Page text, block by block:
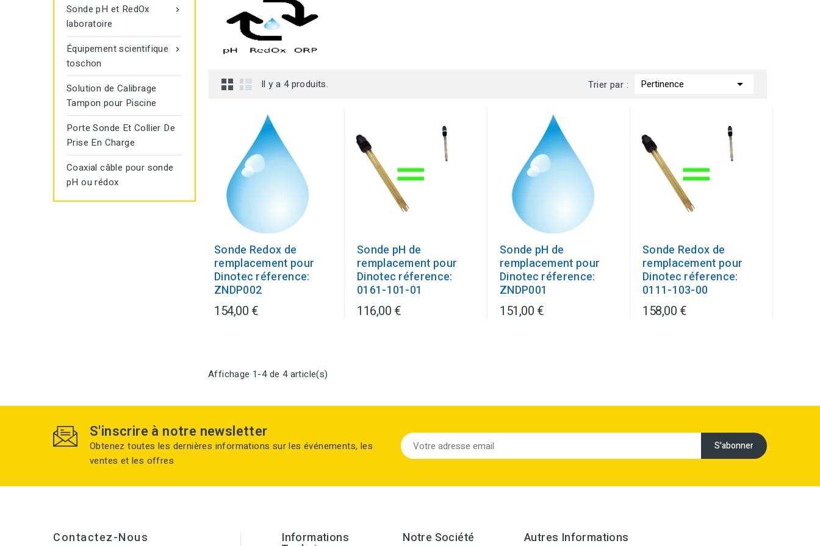

Sonde pH et RedOx
laboratoire

Équipement scientifique
toschon
Solution de Calibrage
Tampon pour Piscine
Porte Sonde Et Collier De
Prise En Charge
Coaxial câble pour sonde
pH ou rédox
Il y a 4 produits. Trier par : Pertinence 
Sonde Redox de
remplacement pour
Dinotec réference:
ZNDP002
154,00 €
Sonde pH de
remplacement pour
Dinotec réference:
0161-101-01
116,00 €
Sonde pH de
remplacement pour
Dinotec réference:
ZNDP001
151,00 €
Sonde Redox de
remplacement pour
Dinotec réference:
0111-103-00
158,00 €
Affichage 1-4 de 4 article(s)
S'inscrire à notre newsletter
Obtenez toutes les dernières informations sur les événements, les
ventes et les offres
Contactez-Nous Informations Notre Société Autres Informations